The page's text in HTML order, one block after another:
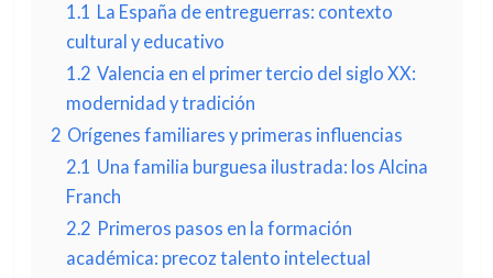
1.1 La España de entreguerras: contexto
cultural y educativo
1.2 Valencia en el primer tercio del siglo XX:
modernidad y tradición
2 Orígenes familiares y primeras influencias
2.1 Una familia burguesa ilustrada: los Alcina
Franch
2.2 Primeros pasos en la formación
académica: precoz talento intelectual